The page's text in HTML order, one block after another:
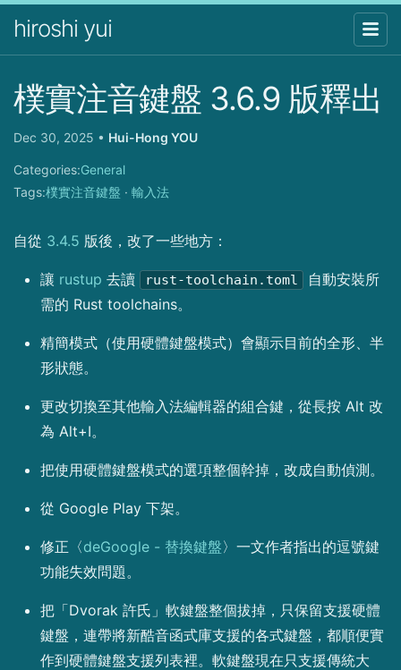
hiroshi yui
樸實注音鍵盤 3.6.9 版釋出
Dec 30, 2025 • Hui-Hong YOU
Categories:General
Tags:樸實注音鍵盤 · 輸入法
自從 3.4.5 版後，改了一些地方：
讓 rustup 去讀 rust-toolchain.toml
自動安裝所
需的 Rust toolchains。
精簡模式（使用硬體鍵盤模式）會顯示目前的全形、半
形狀態。
更改切換至其他輸入法編輯器的組合鍵，從長按 Alt 改
為 Alt+I。
把使用硬體鍵盤模式的選項整個幹掉，改成自動偵測。
從 Google Play 下架。
修正〈deGoogle - 替換鍵盤〉一文作者指出的逗號鍵
功能失效問題。
把「Dvorak 許氏」軟鍵盤整個拔掉，只保留支援硬體
鍵盤，連帶將新酷音函式庫支援的各式鍵盤，都順便實
作到硬體鍵盤支援列表裡。軟鍵盤現在只支援傳統大